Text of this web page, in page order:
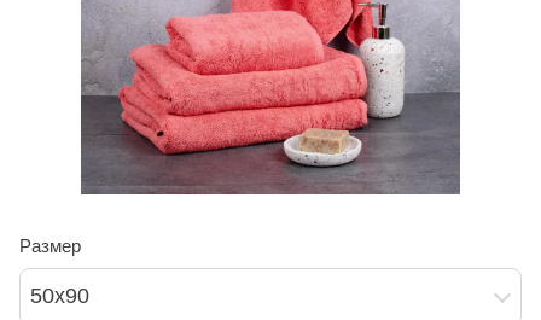
Размер
50х90